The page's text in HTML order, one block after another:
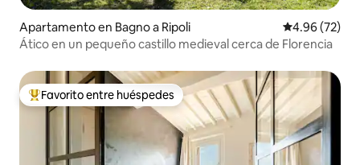
Apartamento en Bagno a Ripoli Calificación
4.96 (72)
Ático en un pequeño castillo medieval cerca de Florencia
Favorito entre huéspedes preferido
Favorito entre huéspedes